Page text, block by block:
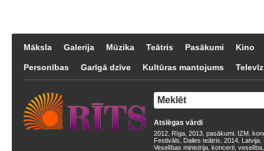
Māksla Galerija Mūzika Teātris Pasākumi Kino
Personības Garīgā dzīve Kultūras mantojums
Atslēgas vārdi
2012 Rīga 2013 pasākumi IZM
Festivāls
Dailes teātris 2014 Latvija
Veselības ministrija koncerti veselība